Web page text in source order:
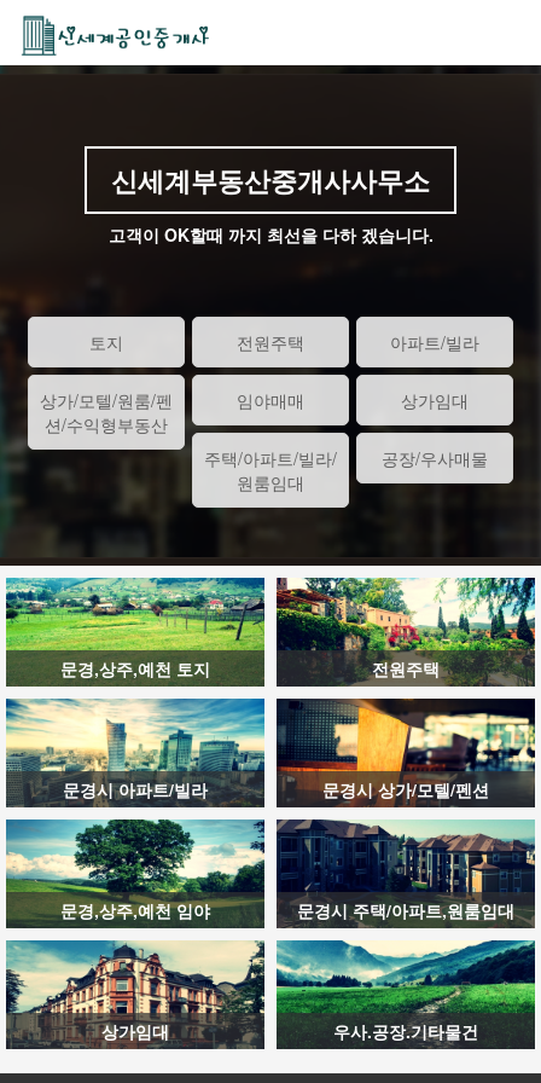
신세계부동산중개사사무소
고객이 OK할때 까지 최선을 다하 겠습니다.
토지 전원주택 아파트/빌라
상가/모텔/원룸/펜
션/수익형부동산
임야매매 상가임대
주택/아파트/빌라/
원룸임대
공장/우사매물
문경,상주,예천 토지 전원주택
문경시 아파트/빌라 문경시 상가/모텔/펜션
문경,상주,예천 임야 문경시 주택/아파트,원룸임대
상가임대 우사.공장.기타물건